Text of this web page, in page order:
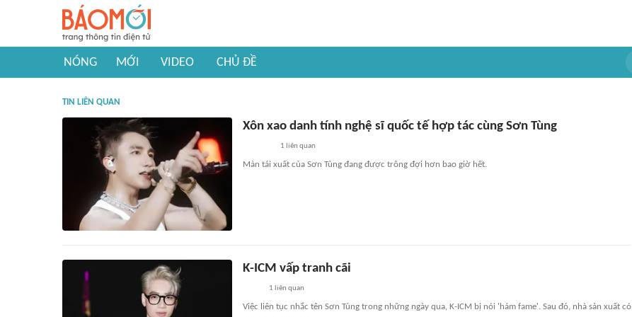
NÓNG MỚI VIDEO CHỦ ĐỀ
TIN LIÊN QUAN
Xôn xao danh tính nghệ sĩ quốc tế hợp tác cùng Sơn Tùng
1 liên quan
Màn tái xuất của Sơn Tùng đang được trông đợi hơn bao giờ hết.
K-ICM vấp tranh cãi
1 liên quan
Việc liên tục nhắc tên Sơn Tùng trong những ngày qua, K-ICM bị nói 'hám fame'. Sau đó, nhà sản xuất có